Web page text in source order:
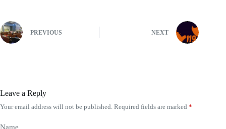
PREVIOUS NEXT
Leave a Reply
Your email address will not be published. Required fields are marked *
Name